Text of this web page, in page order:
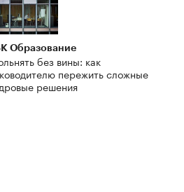
Образование
без вины: как
пережить сложные
решения